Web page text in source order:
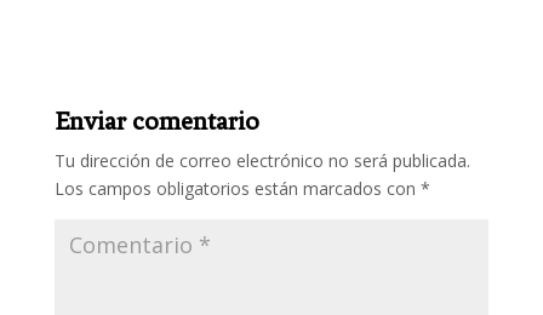
Enviar comentario
Tu dirección de correo electrónico no será publicada.
Los campos obligatorios están marcados con *